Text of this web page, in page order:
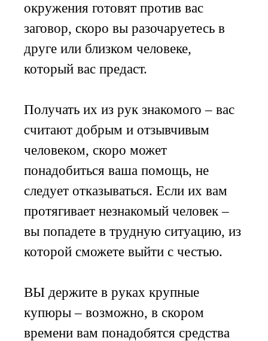
окружения готовят против вас
заговор, скоро вы разочаруетесь в
друге или близком человеке,
который вас предаст.
Получать их из рук знакомого – вас
считают добрым и отзывчивым
человеком, скоро может
понадобиться ваша помощь, не
следует отказываться. Если их вам
протягивает незнакомый человек –
вы попадете в трудную ситуацию, из
которой сможете выйти с честью.
ВЫ держите в руках крупные
купюры – возможно, в скором
времени вам понадобятся средства